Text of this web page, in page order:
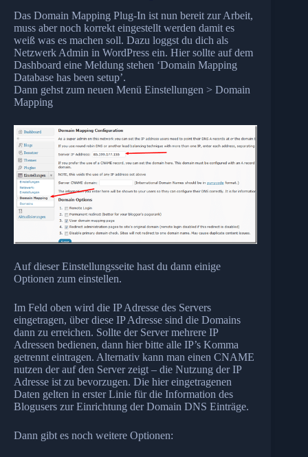
Das Domain Mapping Plug-In ist nun bereit zur Arbeit,
muss aber noch korrekt eingestellt werden damit es
weiß was es machen soll. Dazu loggst du dich als
Netzwerk Admin in WordPress ein. Hier sollte auf dem
Dashboard eine Meldung stehen ‘Domain Mapping
Database has been setup’.
Dann gehst zum neuen Menü Einstellungen > Domain
Mapping
Auf dieser Einstellungsseite hast du dann einige
Optionen zum einstellen.
Im Feld oben wird die IP Adresse des Servers
eingetragen, über diese IP Adresse sind die Domains
dann zu erreichen. Sollte der Server mehrere IP
Adressen bedienen, dann hier bitte alle IP’s Komma
getrennt eintragen. Alternativ kann man einen CNAME
nutzen der auf den Server zeigt – die Nutzung der IP
Adresse ist zu bevorzugen. Die hier eingetragenen
Daten gelten in erster Linie für die Information des
Blogusers zur Einrichtung der Domain DNS Einträge.
Dann gibt es noch weitere Optionen: